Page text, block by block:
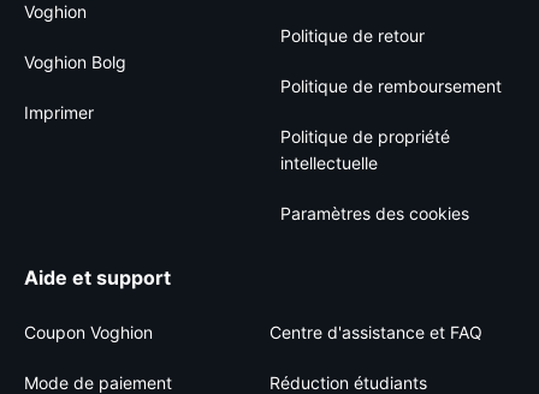
Voghion
Voghion Bolg
Imprimer
Politique de retour
Politique de remboursement
Politique de propriété
intellectuelle
Paramètres des cookies
Aide et support
Coupon Voghion Centre d'assistance et FAQ
Mode de paiement Réduction étudiants